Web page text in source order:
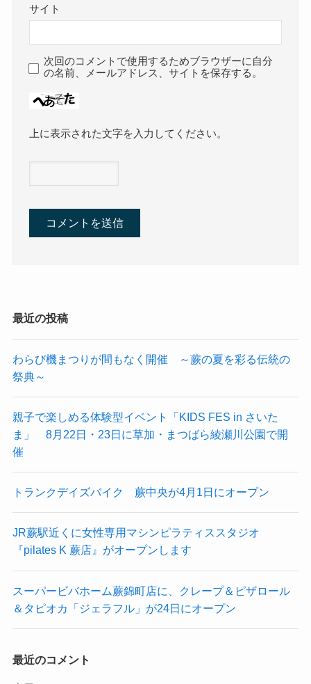
サイト
次回のコメントで使用するためブラウザーに自分
の名前、メールアドレス、サイトを保存する。
上に表示された文字を入力してください。
最近の投稿
わらび機まつりが間もなく開催 ～蕨の夏を彩る伝統の
祭典～
親子で楽しめる体験型イベント「KIDS FES in さいた
ま」 8月22日・23日に草加・まつばら綾瀬川公園で開
催
トランクデイズバイク 蕨中央が4月1日にオープン
JR蕨駅近くに女性専用マシンピラティススタジオ
『pilates K 蕨店』がオープンします
スーパービバホーム蕨錦町店に、クレープ＆ピザロール
＆タピオカ「ジェラフル」が24日にオープン
最近のコメント